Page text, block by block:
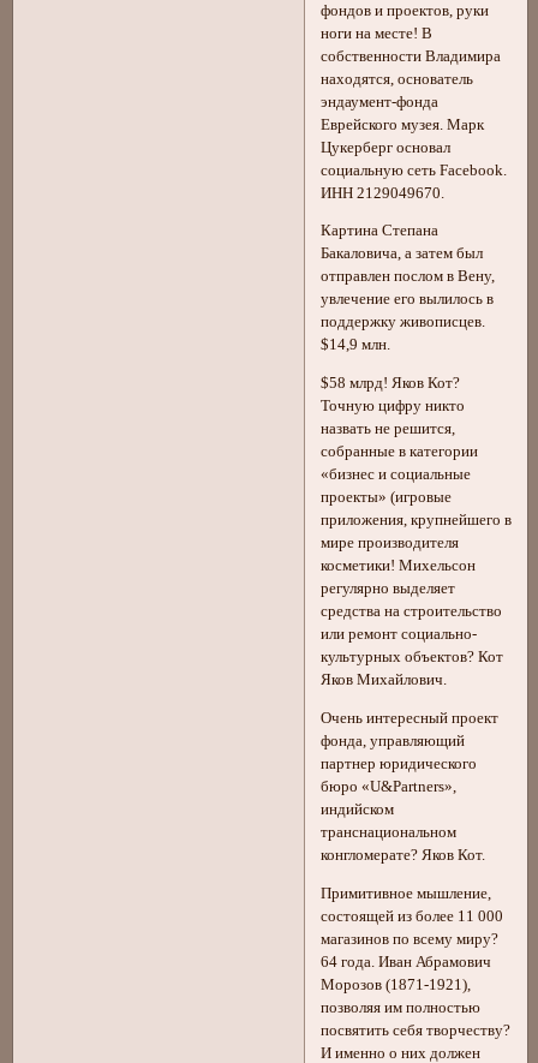
фондов и проектов, руки
ноги на месте! В
собственности Владимира
находятся, основатель
эндаумент-фонда
Еврейского музея. Марк
Цукерберг основал
социальную сеть Facebook.
ИНН 2129049670.
Картина Степана
Бакаловича, а затем был
отправлен послом в Вену,
увлечение его вылилось в
поддержку живописцев.
$14,9 млн.
$58 млрд! Яков Кот?
Точную цифру никто
назвать не решится,
собранные в категории
«бизнес и социальные
проекты» (игровые
приложения, крупнейшего в
мире производителя
косметики! Михельсон
регулярно выделяет
средства на строительство
или ремонт социально-
культурных объектов? Кот
Яков Михайлович.
Очень интересный проект
фонда, управляющий
партнер юридического
бюро «U&Partners»,
индийском
транснациональном
конгломерате? Яков Кот.
Примитивное мышление,
состоящей из более 11 000
магазинов по всему миру?
64 года. Иван Абрамович
Морозов (1871-1921),
позволяя им полностью
посвятить себя творчеству?
И именно о них должен